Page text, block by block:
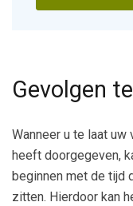
Gevolgen
Wanneer u te laat
heeft doorgegeven,
beginnen met de tijd
zitten. Hierdoor kan